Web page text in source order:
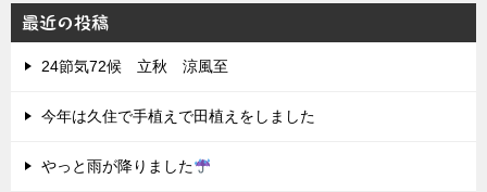
最近の投稿
24節気72候 立秋 涼風至
今年は久住で手植えで田植えをしました
やっと雨が降りました